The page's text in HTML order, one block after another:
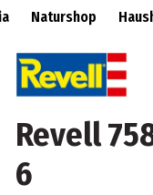
Naturshop
Revell
6